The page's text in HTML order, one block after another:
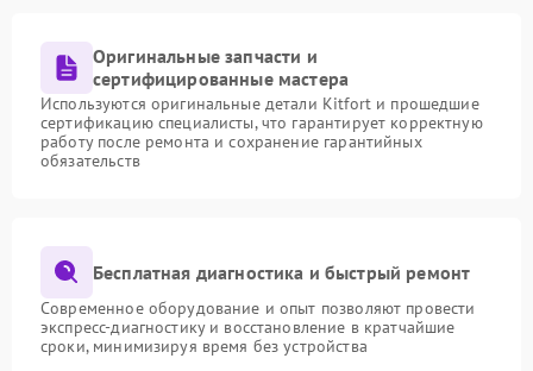
Оригинальные запчасти и
сертифицированные мастера
Используются оригинальные детали Kitfort и прошедшие
сертификацию специалисты, что гарантирует корректную
работу после ремонта и сохранение гарантийных
обязательств
Бесплатная диагностика и быстрый ремонт
Современное оборудование и опыт позволяют провести
экспресс-диагностику и восстановление в кратчайшие
сроки, минимизируя время без устройства